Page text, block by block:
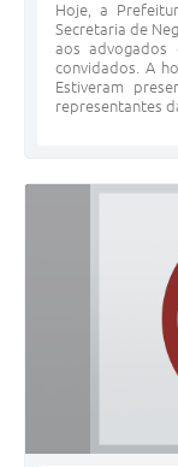
Hoje, a
Secretaria de
aos advogados
convidados. A
Estiveram
representantes